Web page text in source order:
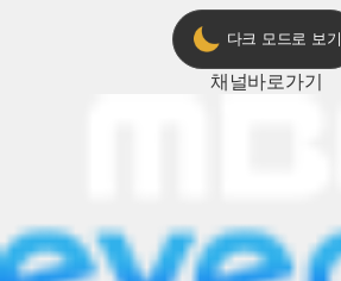
다크 모드로 보기
채널바로가기